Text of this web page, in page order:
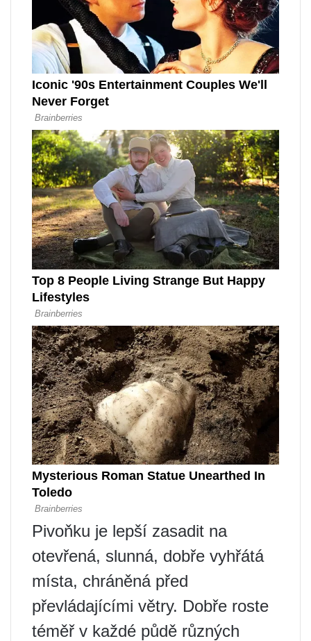
Pivoňku je lepší zasadit na
otevřená, slunná, dobře vyhřátá
místa, chráněná před
převládajícími větry. Dobře roste
téměř v každé půdě různých